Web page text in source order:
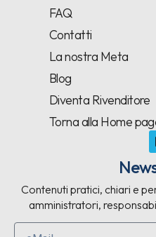
FAQ
Contatti
La nostra Meta
Blog
Diventa Rivenditore
Torna alla Home
Contenuti pratici, chiari e
amministratori,